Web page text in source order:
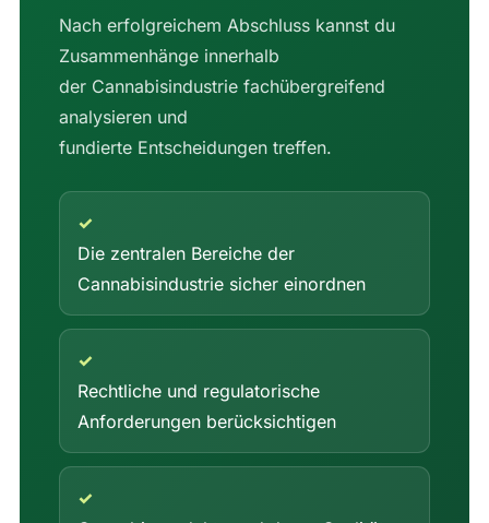
Nach erfolgreichem Abschluss kannst du
Zusammenhänge innerhalb
der Cannabisindustrie fachübergreifend
analysieren und
fundierte Entscheidungen treffen.
✓
Die zentralen Bereiche der
Cannabisindustrie sicher einordnen
✓
Rechtliche und regulatorische
Anforderungen berücksichtigen
✓